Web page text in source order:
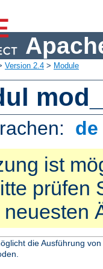
Version 2.4 > Module
ist
prüfen
die Ausführung